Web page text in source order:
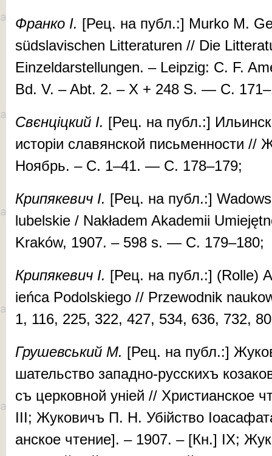
Фран­ко І. [Рец. на публ.:] Mur­ko M.
südslav­ischen Lit­tera­turen // Die
Einzel­dar­stel­lungen. – Leipzig: C. F.
Bd. V. – Ab­t. 2. – X + 248 S. — С.
Свєн­ціц­кий І. [Рец. на публ.:]
ис­то­ріи сла­вян­ской пись­мен­нос­ти
Ноябрь. – С. 1–41. — С. 178–179;
Кри­пя­ке­вич І. [Рец. на публ.:]
lu­bel­skie / Nak­ładem Aka­demii
Kraków, 1907. – 598 s. — С. 179–180;
Кри­пя­ке­вич І. [Рец. на публ.:] (Rol­le)
ień­ca Po­dol­skiego // Przewod­nik
1, 116, 225, 322, 427, 534, 636, 732,
Гру­шев­ський М. [Рец. на публ.:]
ша­тель­ство за­пад­но-рус­скихъ
съ цер­ков­ной уні­ей // Христианское
III; Жу­ко­вичъ П. Н. Убій­ство
ан­ское чтение]. – 1907. – [Кн.] IX;